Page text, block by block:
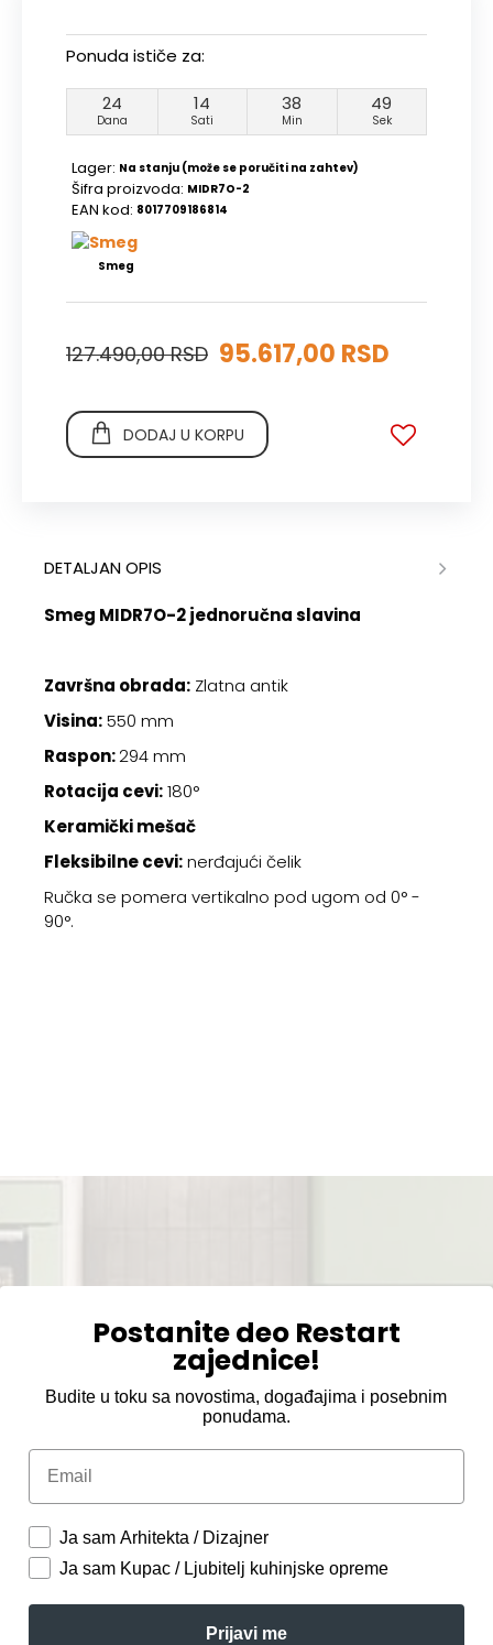
Lager: Na stanju (može se poručiti na zahtev)
Šifra proizvoda: MIDR7O-2
EAN kod: 8017709186814
Smeg
Ponuda ističe za:
24
Dana
14
Sati
38
Min
49
Sek
95.617,00 RSD
127.490,00 RSD
DODAJ U KORPU
DETALJAN OPIS
Smeg MIDR7O-2 jednoručna slavina
Završna obrada: Zlatna antik
Visina:550 mm
Raspon:294 mm
Rotacija cevi:180°
Keramički mešač
Fleksibilne cevi:nerđajući čelik
Ručka se pomera vertikalno pod ugom od 0° -
90°.
Postanite deo Restart
zajednice!
Budite u toku sa novostima, događajima i posebnim
ponudama.
Email
Ja sam Arhitekta / Dizajner
Ja sam Kupac / Ljubitelj kuhinjske opreme
Prijavi me